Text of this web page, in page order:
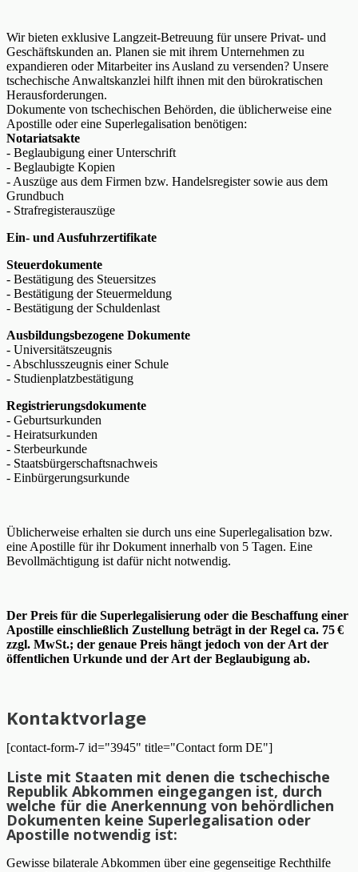
Wir bieten exklusive Langzeit-Betreuung für unsere Privat- und
Geschäftskunden an. Planen sie mit ihrem Unternehmen zu
expandieren oder Mitarbeiter ins Ausland zu versenden? Unsere
tschechische Anwaltskanzlei hilft ihnen mit den bürokratischen
Herausforderungen.
Dokumente von tschechischen Behörden, die üblicherweise eine
Apostille oder eine Superlegalisation benötigen:
Notariatsakte
- Beglaubigung einer Unterschrift
- Beglaubigte Kopien
- Auszüge aus dem Firmen bzw. Handelsregister sowie aus dem
Grundbuch
- Strafregisterauszüge
Ein- und Ausfuhrzertifikate
Steuerdokumente
- Bestätigung des Steuersitzes
- Bestätigung der Steuermeldung
- Bestätigung der Schuldenlast
Ausbildungsbezogene Dokumente
- Universitätszeugnis
- Abschlusszeugnis einer Schule
- Studienplatzbestätigung
Registrierungsdokumente
- Geburtsurkunden
- Heiratsurkunden
- Sterbeurkunde
- Staatsbürgerschaftsnachweis
- Einbürgerungsurkunde
Üblicherweise erhalten sie durch uns eine Superlegalisation bzw.
eine Apostille für ihr Dokument innerhalb von 5 Tagen. Eine
Bevollmächtigung ist dafür nicht notwendig.
Der Preis für die Superlegalisierung oder die Beschaffung einer
Apostille einschließlich Zustellung beträgt in der Regel ca. 75 €
zzgl. MwSt.; der genaue Preis hängt jedoch von der Art der
öffentlichen Urkunde und der Art der Beglaubigung ab.
Kontaktvorlage
[contact-form-7 id="3945" title="Contact form DE"]
Liste mit Staaten mit denen die tschechische
Republik Abkommen eingegangen ist, durch
welche für die Anerkennung von behördlichen
Dokumenten keine Superlegalisation oder
Apostille notwendig ist:
Gewisse bilaterale Abkommen über eine gegenseitige Rechthilfe